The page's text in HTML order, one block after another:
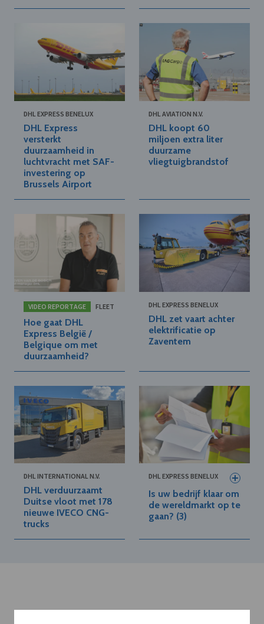
DHL EXPRESS BENELUX
DHL Express
versterkt
duurzaamheid in
luchtvracht met SAF-
investering op
Brussels Airport
DHL AVIATION N.V.
DHL koopt 60
miljoen extra liter
duurzame
vliegtuigbrandstof
VIDEO REPORTAGE FLEET
Hoe gaat DHL
Express België /
Belgique om met
duurzaamheid?
DHL EXPRESS BENELUX
DHL zet vaart achter
elektrificatie op
Zaventem
DHL INTERNATIONAL N.V.
DHL verduurzaamt
Duitse vloot met 178
nieuwe IVECO CNG-
trucks
DHL EXPRESS BENELUX
Is uw bedrijf klaar om
de wereldmarkt op te
gaan? (3)